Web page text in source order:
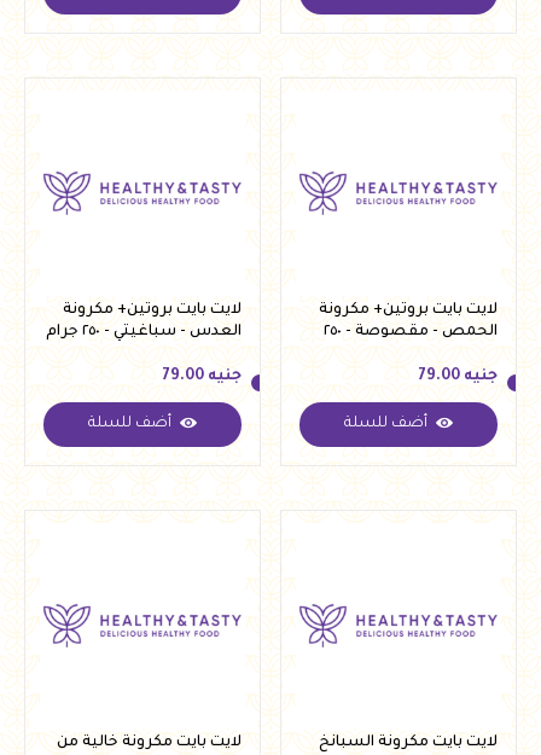
لايت بايت بروتين+ مكرونة
الحمص - مقصوصة - ٢٥٠
جرام
جنيه
جنيه 79.00
أضف للسلة
لايت بايت بروتين+ مكرونة
العدس - سباغيتي - ٢٥٠ جرام
جنيه
جنيه 79.00
أضف للسلة
لايت بايت مكرونة السبانخ
لايت بايت مكرونة خالية من